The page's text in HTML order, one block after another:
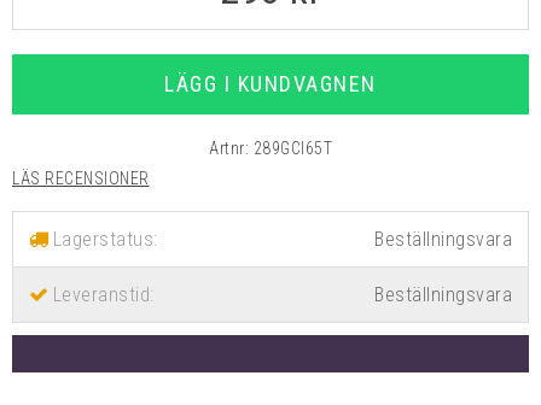
LÄGG I KUNDVAGNEN
Artnr: 289GCI65T
LÄS RECENSIONER
Lagerstatus:
Leveranstid: Beställningsvara